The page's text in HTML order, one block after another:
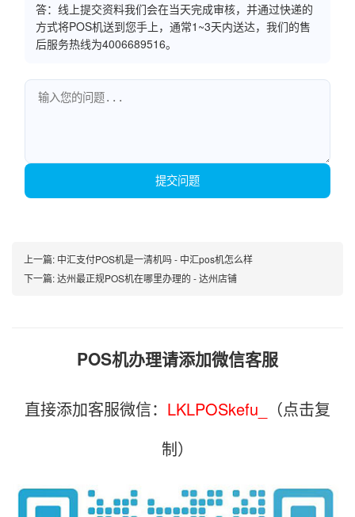
答：线上提交资料我们会在当天完成审核，并通过快递的
方式将POS机送到您手上，通常1~3天内送达，我们的售
后服务热线为4006689516。
提交问题
上一篇: 中汇支付POS机是一清机吗 - 中汇pos机怎么样
下一篇:达州最正规POS机在哪里办理的 - 达州店铺
POS机办理请添加微信客服
直接添加客服微信： LKLPOSkefu_
（点击复
制）